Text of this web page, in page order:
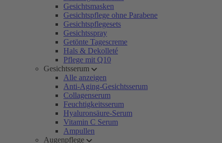
Gesichtsmasken
Gesichtspflege ohne Parabene
Gesichtspflegesets
Gesichtsspray
Getönte Tagescreme
Hals & Dekolleté
Pflege mit Q10
Gesichtsserum
Alle anzeigen
Anti-Aging-Gesichtsserum
Collagenserum
Feuchtigkeitsserum
Hyaluronsäure-Serum
Vitamin C Serum
Ampullen
Augenpflege